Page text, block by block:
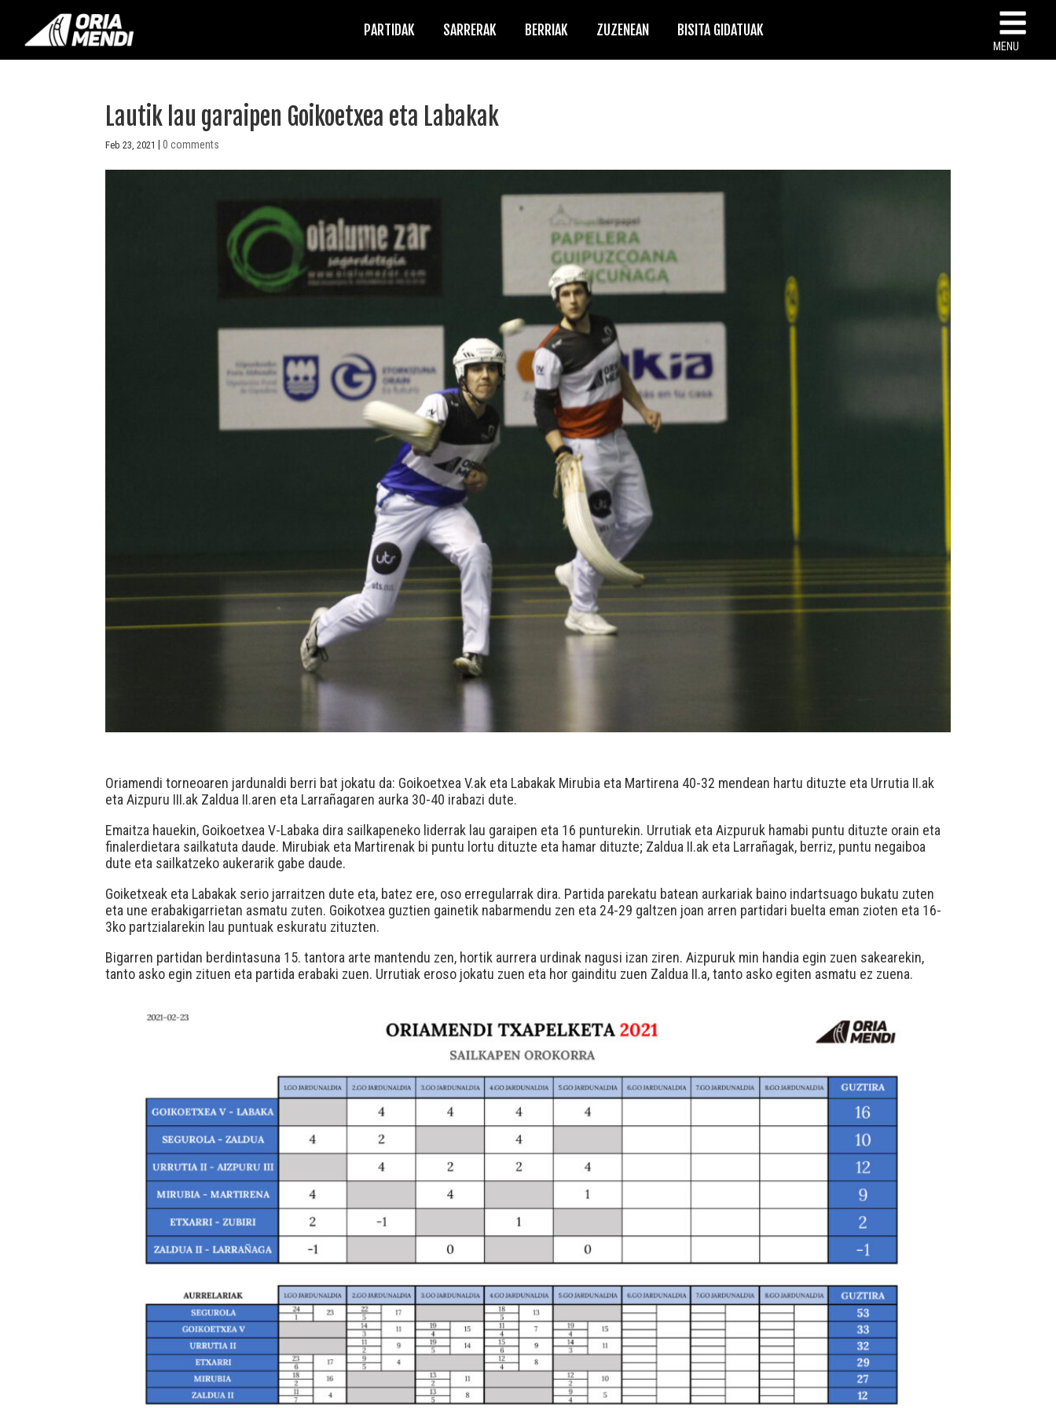
PARTIDAK SARRERAK BERRIAK ZUZENEAN BISITA GIDATUAK
MENU
Lautik lau garaipen Goikoetxea eta Labakak
Feb 23, 2021 |0 comments
Oriamendi torneoaren jardunaldi berri bat jokatu da: Goikoetxea V.ak eta Labakak Mirubia eta Martirena 40-32 mendean hartu dituzte eta Urrutia II.ak
eta Aizpuru III.ak Zaldua II.aren eta Larrañagaren aurka 30-40 irabazi dute.
Emaitza hauekin, Goikoetxea V-Labaka dira sailkapeneko liderrak lau garaipen eta 16 punturekin. Urrutiak eta Aizpuruk hamabi puntu dituzte orain eta
finalerdietara sailkatuta daude. Mirubiak eta Martirenak bi puntu lortu dituzte eta hamar dituzte; Zaldua II.ak eta Larrañagak, berriz, puntu negaiboa
dute eta sailkatzeko aukerarik gabe daude.
Goiketxeak eta Labakak serio jarraitzen dute eta, batez ere, oso erregularrak dira. Partida parekatu batean aurkariak baino indartsuago bukatu zuten
eta une erabakigarrietan asmatu zuten. Goikotxea guztien gainetik nabarmendu zen eta 24-29 galtzen joan arren partidari buelta eman zioten eta 16-
3ko partzialarekin lau puntuak eskuratu zituzten.
Bigarren partidan berdintasuna 15. tantora arte mantendu zen, hortik aurrera urdinak nagusi izan ziren. Aizpuruk min handia egin zuen sakearekin,
tanto asko egin zituen eta partida erabaki zuen. Urrutiak eroso jokatu zuen eta hor gainditu zuen Zaldua II.a, tanto asko egiten asmatu ez zuena.